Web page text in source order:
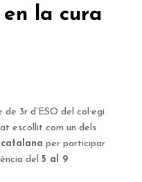
en la cura
de 3r d’ESO del col·egi
escollit com un dels
per participar
del 5 al 9